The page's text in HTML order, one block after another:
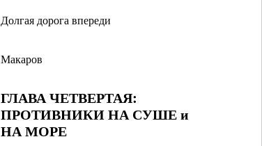
Долгая дорога впереди
Макаров
ГЛАВА ЧЕТВЕРТАЯ:
ПРОТИВНИКИ НА СУШЕ и
НА МОРЕ